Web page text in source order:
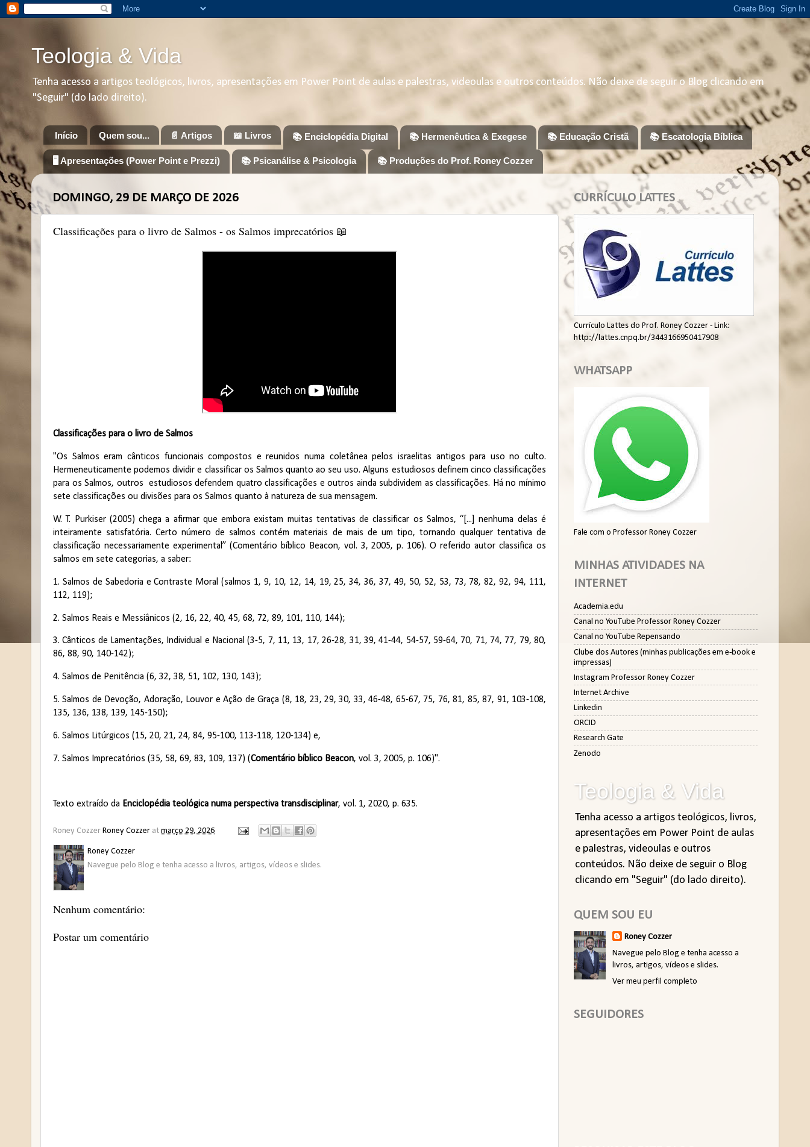
Teologia & Vida
Tenha acesso a artigos teológicos, livros, apresentações em Power Point de aulas e palestras, videoulas e outros conteúdos. Não deixe de seguir o Blog clicando em
"Seguir" (do lado direito).
Início Quem sou... 📄 Artigos 📖 Livros 📚 Enciclopédia Digital 📚 Hermenêutica & Exegese 📚 Educação Cristã 📚 Escatologia Bíblica
🖥️ Apresentações (Power Point e Prezzi) 📚 Psicanálise & Psicologia 📚 Produções do Prof. Roney Cozzer
DOMINGO, 29 DE MARÇO DE 2026
Classificações para o livro de Salmos - os Salmos imprecatórios 📖
Classificações para o livro de Salmos
"Os Salmos eram cânticos funcionais compostos e reunidos numa coletânea pelos israelitas antigos para uso no culto.
Hermeneuticamente podemos dividir e classificar os Salmos quanto ao seu uso. Alguns estudiosos definem cinco classificações
para os Salmos, outros estudiosos defendem quatro classificações e outros ainda subdividem as classificações. Há no mínimo
sete classificações ou divisões para os Salmos quanto à natureza de sua mensagem.
W. T. Purkiser (2005) chega a afirmar que embora existam muitas tentativas de classificar os Salmos, “[...] nenhuma delas é
inteiramente satisfatória. Certo número de salmos contém materiais de mais de um tipo, tornando qualquer tentativa de
classificação necessariamente experimental” (Comentário bíblico Beacon, vol. 3, 2005, p. 106). O referido autor classifica os
salmos em sete categorias, a saber:
1. Salmos de Sabedoria e Contraste Moral (salmos 1, 9, 10, 12, 14, 19, 25, 34, 36, 37, 49, 50, 52, 53, 73, 78, 82, 92, 94, 111,
112, 119);
2. Salmos Reais e Messiânicos (2, 16, 22, 40, 45, 68, 72, 89, 101, 110, 144);
3. Cânticos de Lamentações, Individual e Nacional (3-5, 7, 11, 13, 17, 26-28, 31, 39, 41-44, 54-57, 59-64, 70, 71, 74, 77, 79, 80,
86, 88, 90, 140-142);
4. Salmos de Penitência (6, 32, 38, 51, 102, 130, 143);
5. Salmos de Devoção, Adoração, Louvor e Ação de Graça (8, 18, 23, 29, 30, 33, 46-48, 65-67, 75, 76, 81, 85, 87, 91, 103-108,
135, 136, 138, 139, 145-150);
6. Salmos Litúrgicos (15, 20, 21, 24, 84, 95-100, 113-118, 120-134) e,
7. Salmos Imprecatórios (35, 58, 69, 83, 109, 137) (Comentário bíblico Beacon, vol. 3, 2005, p. 106)".
Texto extraído da Enciclopédia teológica numa perspectiva transdisciplinar, vol. 1, 2020, p. 635.
Roney Cozzer Roney Cozzer at março 29, 2026
Roney Cozzer
Navegue pelo Blog e tenha acesso a livros, artigos, vídeos e slides.
Nenhum comentário:
Postar um comentário
CURRÍCULO LATTES
Currículo Lattes do Prof. Roney Cozzer - Link:
http://lattes.cnpq.br/3443166950417908
WHATSAPP
Fale com o Professor Roney Cozzer
MINHAS ATIVIDADES NA
INTERNET
Academia.edu
Canal no YouTube Professor Roney Cozzer
Canal no YouTube Repensando
Clube dos Autores (minhas publicações em e-book e
impressas)
Instagram Professor Roney Cozzer
Internet Archive
Linkedin
ORCID
Research Gate
Zenodo
Teologia & Vida
Tenha acesso a artigos teológicos, livros,
apresentações em Power Point de aulas
e palestras, videoulas e outros
conteúdos. Não deixe de seguir o Blog
clicando em "Seguir" (do lado direito).
QUEM SOU EU
Roney Cozzer
Navegue pelo Blog e tenha acesso a
livros, artigos, vídeos e slides.
Ver meu perfil completo
SEGUIDORES